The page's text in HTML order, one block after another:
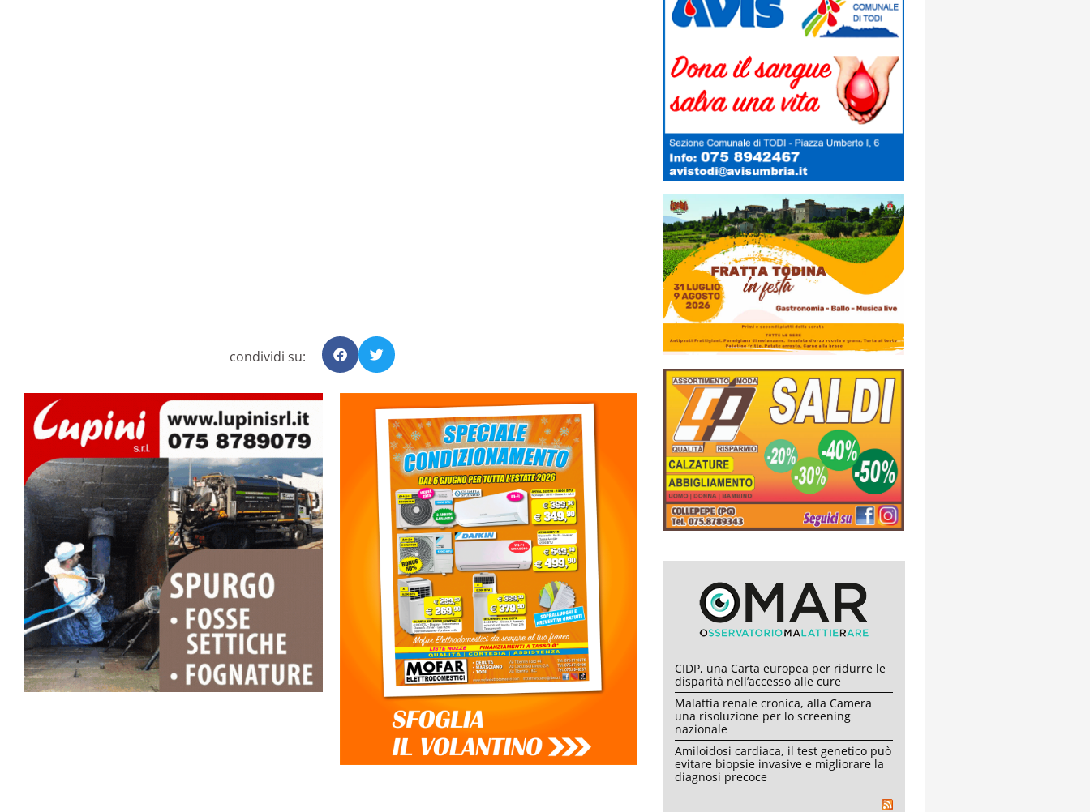
condividi su:
CIDP, una Carta europea per ridurre le
disparità nell’accesso alle cure
Malattia renale cronica, alla Camera
una risoluzione per lo screening
nazionale
Amiloidosi cardiaca, il test genetico può
evitare biopsie invasive e migliorare la
diagnosi precoce